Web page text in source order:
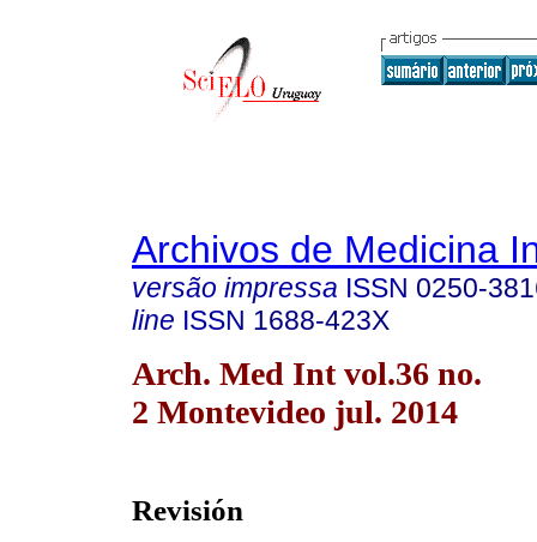
Archivos de Medicina
versão impressa ISSN 0250-
line ISSN 1688-423X
Arch. Med Int vol.36 no.
2 Montevideo jul. 2014
Revisión